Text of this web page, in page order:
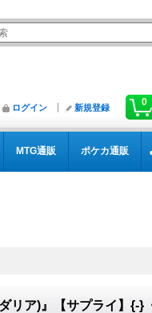
0
ログイン 新規登録
MTG通販 ポケカ通販
リア)』【サプライ】{-}